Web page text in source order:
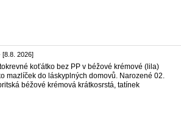
[8.8. 2026]
koťátko bez PP v béžové krémové (lila)
mazlíček do láskyplných domovů. Narozené 02.
béžové krémová krátkosrstá, tatínek